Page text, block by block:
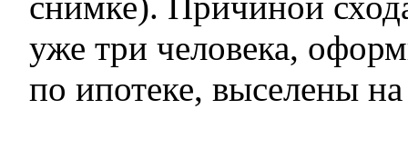
уже три человека,
по ипотеке, выселены